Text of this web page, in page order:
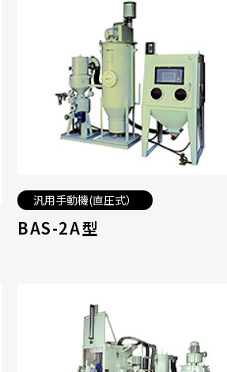
汎用手動機(直圧式）
BAS-2A型